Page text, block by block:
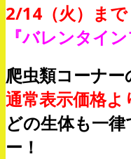
2/14（火）まで
『バレンタイン
爬虫類コーナ
通常表示価格よ
どの生体も一
ー！